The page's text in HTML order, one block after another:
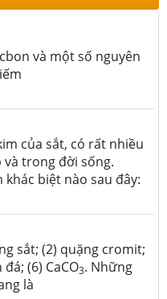
và một số nguyên
của sắt, có rất nhiều
trong đời sống.
biệt nào sau đây:
sắt; (2) quặng cromit;
(6) CaCO3. Những
là